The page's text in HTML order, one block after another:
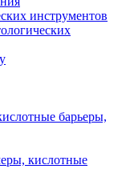
инструментов
барьеры,
кислотные